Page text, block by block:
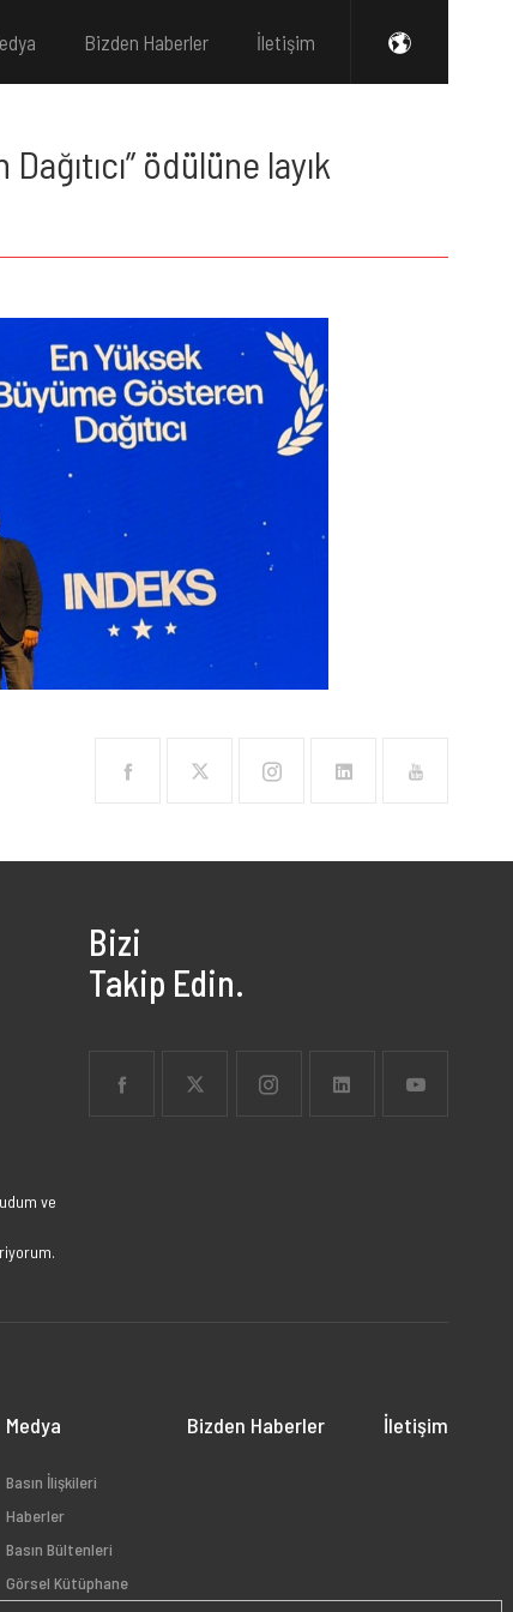
Bizden Haberler İletişim
ödülüne layık
ve
Bizi
Takip Edin.
Medya
Basın İlişkileri
Haberler
Basın Bültenleri
Görsel Kütüphane
Bizden Haberler İletişim